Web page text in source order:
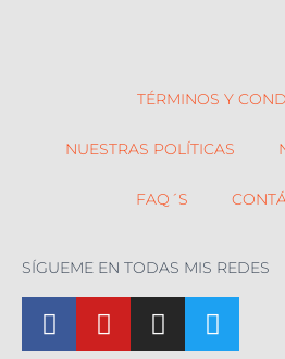
TÉRMINOS Y
NUESTRAS POLÍTICAS
FAQ´S
SÍGUEME EN TODAS MIS REDES